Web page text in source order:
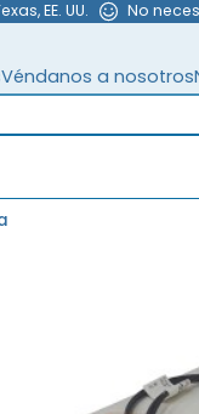
EE. UU. No
Véndanos a nosotros